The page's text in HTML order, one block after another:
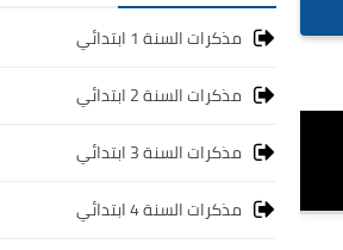
مذكرات السنة 1 ابتدائي
مذكرات السنة 2 ابتدائي
مذكرات السنة 3 ابتدائي
مذكرات السنة 4 ابتدائي